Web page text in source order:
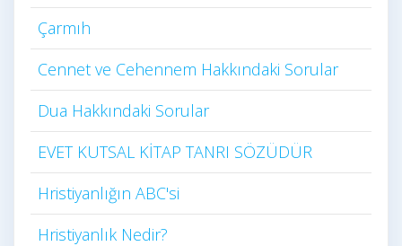
Çarmıh​
Cennet ve Cehennem Hakkındaki Sorular
Dua Hakkındaki Sorular
EVET KUTSAL KİTAP TANRI SÖZÜDÜR
Hristiyanlığın ABC'si
Hristiyanlık Nedir?